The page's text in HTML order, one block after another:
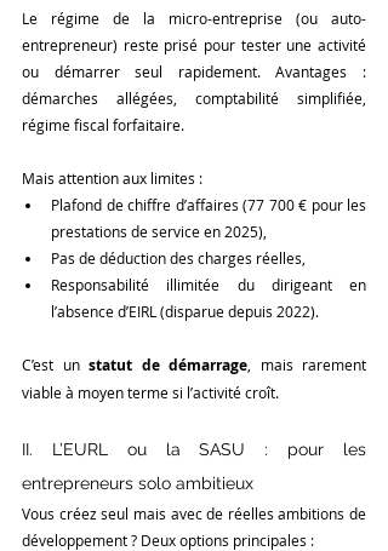
Le régime de la micro-entreprise (ou auto-
entrepreneur) reste prisé pour tester une activité
ou démarrer seul rapidement. Avantages :
démarches allégées, comptabilité simplifiée,
régime fiscal forfaitaire.
Mais attention aux limites :
Plafond de chiffre d’affaires (77 700 € pour les
prestations de service en 2025),
Pas de déduction des charges réelles,
Responsabilité illimitée du dirigeant en
l’absence d’EIRL (disparue depuis 2022).
C’est un statut de démarrage , mais rarement
viable à moyen terme si l’activité croît.
II. L’EURL ou la SASU : pour les
entrepreneurs solo ambitieux
Vous créez seul mais avec de réelles ambitions de
développement ? Deux options principales :